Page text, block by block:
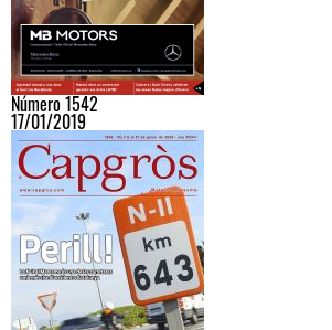
Número 1542
17/01/2019